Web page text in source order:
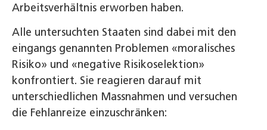
Arbeitsverhältnis erworben haben.
Alle untersuchten Staaten sind dabei mit den
eingangs genannten Problemen «moralisches
Risiko» und «negative Risikoselektion»
konfrontiert. Sie reagieren darauf mit
unterschiedlichen Massnahmen und versuchen
die Fehlanreize einzuschränken: